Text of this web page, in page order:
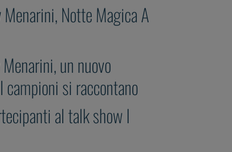
Notte Magica A
un nuovo
si raccontano
al talk show I